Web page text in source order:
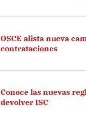
OSCE alista nueva
contrataciones
Conoce las nuevas
devolver ISC